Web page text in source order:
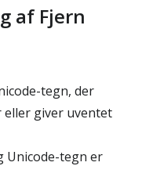
af Fjern
tegn, der
eller giver uventet
Unicode-tegn er